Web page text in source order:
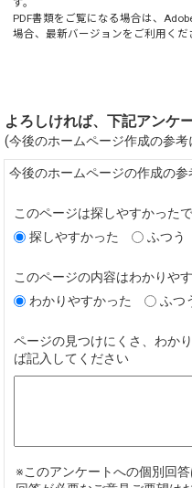
PDF書類をご覧になる場合は、
場合、最新バージョンをご利用くだ